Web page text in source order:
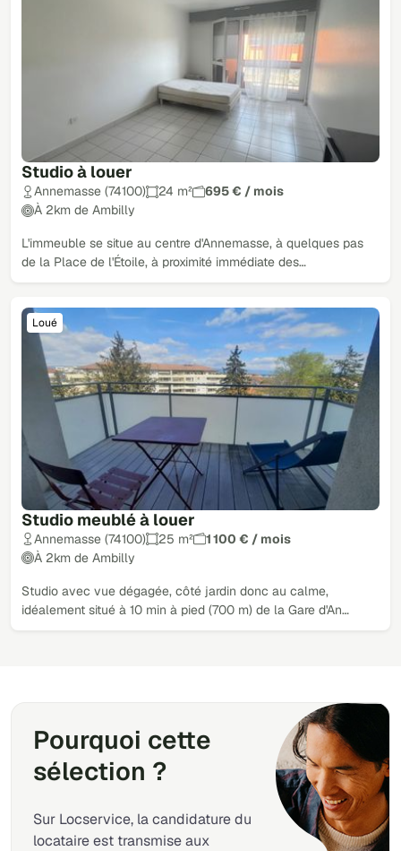
Studio à louer
Annemasse (74100) 24 m²
695 € / mois
À 2km de Ambilly
L'immeuble se situe au centre d'Annemasse, à quelques pas
de la Place de l'Étoile, à proximité immédiate des…
Studio meublé à louer
Loué
Annemasse (74100) 25 m²
1 100 € / mois
À 2km de Ambilly
Studio avec vue dégagée, côté jardin donc au calme,
idéalement situé à 10 min à pied (700 m) de la Gare d'An…
Pourquoi cette
sélection ?
Sur Locservice, la candidature du
locataire est transmise aux